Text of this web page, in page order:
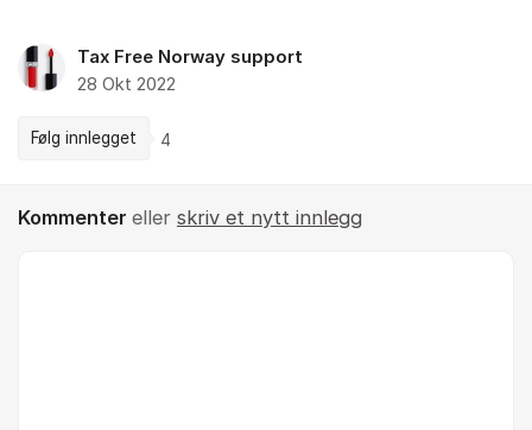
Tax Free Norway support
28 Okt 2022
Følg innlegget 4
Kommenter eller skriv et nytt innlegg